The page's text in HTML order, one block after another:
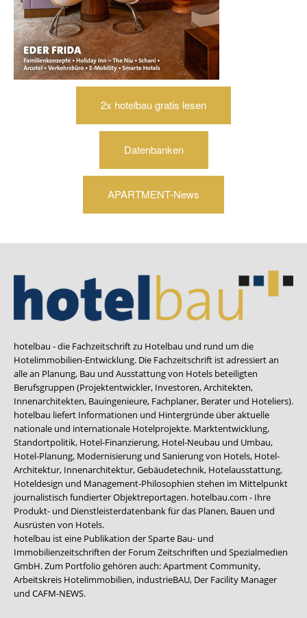
2x hotelbau gratis lesen
Datenbanken
APARTMENT-News
hotelbau - die Fachzeitschrift zu Hotelbau und rund um die
Hotelimmobilien-Entwicklung. Die Fachzeitschrift ist adressiert an
alle an Planung, Bau und Ausstattung von Hotels beteiligten
Berufsgruppen (Projektentwickler, Investoren, Architekten,
Innenarchitekten, Bauingenieure, Fachplaner, Berater und Hoteliers).
hotelbau liefert Informationen und Hintergründe über aktuelle
nationale und internationale Hotelprojekte. Marktentwicklung,
Standortpolitik, Hotel-Finanzierung, Hotel-Neubau und Umbau,
Hotel-Planung, Modernisierung und Sanierung von Hotels, Hotel-
Architektur, Innenarchitektur, Gebäudetechnik, Hotelausstattung,
Hoteldesign und Management-Philosophien stehen im Mittelpunkt
journalistisch fundierter Objektreportagen. hotelbau.com - Ihre
Produkt- und Dienstleisterdatenbank für das Planen, Bauen und
Ausrüsten von Hotels.
hotelbau ist eine Publikation der Sparte Bau- und
Immobilienzeitschriften der Forum Zeitschriften und Spezialmedien
GmbH. Zum Portfolio gehören auch:Apartment Community,
Arbeitskreis Hotelimmobilien, industrieBAU, Der Facility Manager
und CAFM-NEWS.